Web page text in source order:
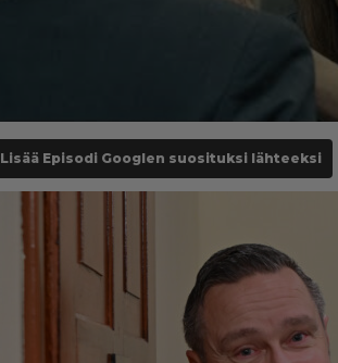
Lisää Episodi Googlen suosituksi lähteeksi